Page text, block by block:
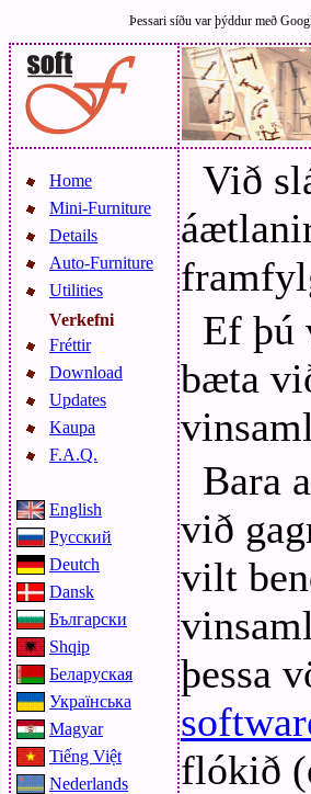
Þessari síðu var þýddur með
Home
Mini-Furniture
Details
Auto-Furniture
Utilities
Verkefni
Fréttir
Download
Updates
Kaupa
F.A.Q.
English
Русский
Deutch
Dansk
Български
Shqip
Беларуская
Українська
Magyar
Tiếng Việt
Nederlands
Við
Ef þú
bæta
Bara
við
vilt
þessa
flókið